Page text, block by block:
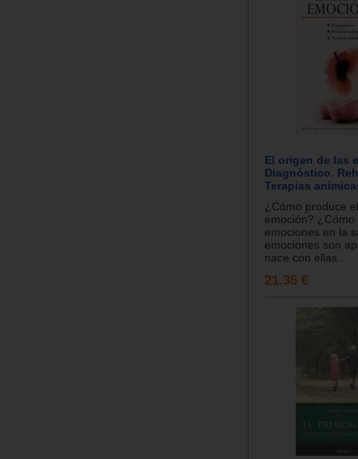
El origen de las
Diagnóstico.
Terapias
¿Cómo produce
emoción?
emociones en la
emociones son
nace con ellas...
21.35 €